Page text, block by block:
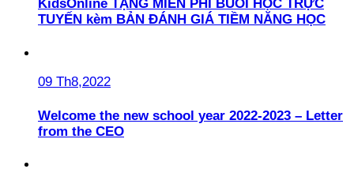
KidsOnline TẶNG MIỄN PHÍ BUỔI HỌC TRỰC
TUYẾN kèm BẢN ĐÁNH GIÁ TIỀM NĂNG HỌC
09 Th8,2022
Welcome the new school year 2022-2023 – Letter
from the CEO